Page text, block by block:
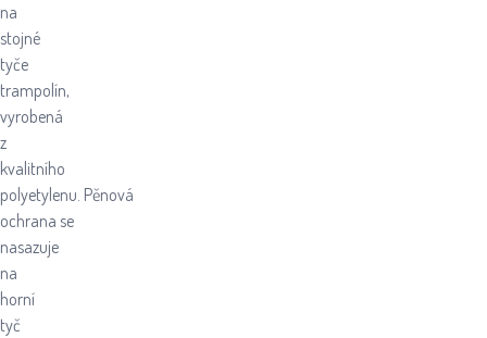
na
stojné
tyče
trampolín,
vyrobená
z
kvalitního
polyetylenu. Pěnová
ochrana se
nasazuje
na
horní
tyč